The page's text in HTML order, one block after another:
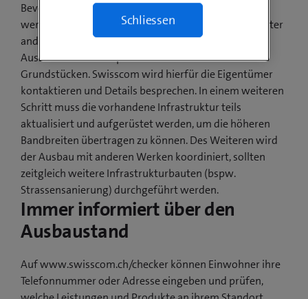
Bevor ab Frühling 2021 die Glasfaserkabel verlegt
werden, sind noch Vorarbeiten nötig. Dazu gehört unter
anderem das Einholen der Bewilligung für die
Ausbauarbeiten auf privaten wie auch öffentlichen
Grundstücken. Swisscom wird hierfür die Eigentümer
kontaktieren und Details besprechen. In einem weiteren
Schritt muss die vorhandene Infrastruktur teils
aktualisiert und aufgerüstet werden, um die höheren
Bandbreiten übertragen zu können. Des Weiteren wird
der Ausbau mit anderen Werken koordiniert, sollten
zeitgleich weitere Infrastrukturbauten (bspw.
Strassensanierung) durchgeführt werden.
Immer informiert über den
Ausbaustand
Auf www.swisscom.ch/checker können Einwohner ihre
Telefonnummer oder Adresse eingeben und prüfen,
Schliessen